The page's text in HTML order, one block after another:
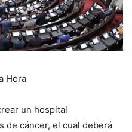
Hora
un hospital
de cáncer, el cual deberá